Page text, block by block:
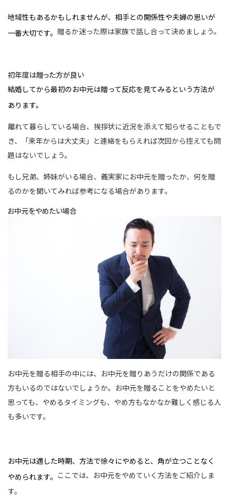
地域性もあるかもしれませんが、相手との関係性や夫婦の思いが
一番大切です。 贈るか迷った際は家族で話し合って決めましょう。
初年度は贈った方が良い
結婚してから最初のお中元は贈って反応を見てみるという方法が
あります。
離れて暮らしている場合、挨拶状に近況を添えて知らせることもで
き、「来年からは大丈夫」と連絡をもらえれば次回から控えても問
題はないでしょう。
もし兄弟、姉妹がいる場合、義実家にお中元を贈ったか、何を贈
るのかを聞いてみれば参考になる場合があります。
お中元をやめたい場合
お中元を贈る相手の中には、お中元を贈りあうだけの関係である
方もいるのではないでしょうか。お中元を贈ることをやめたいと
思っても、やめるタイミングも、やめ方もなかなか難しく感じる人
も多いです。
お中元は適した時期、方法で徐々にやめると、角が立つことなく
やめられます。 ここでは、お中元をやめていく方法をご紹介しま
す。